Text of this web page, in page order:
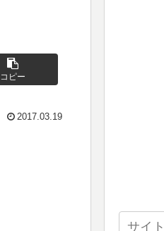
コピー
2017.03.19